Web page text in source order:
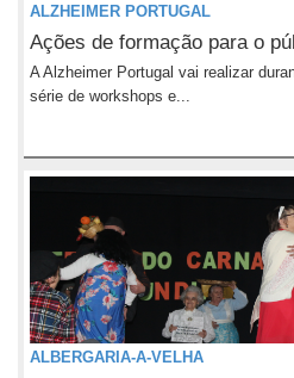
ALZHEIMER PORTUGAL
Ações de formação para o
A Alzheimer Portugal vai realizar
série de workshops e...
ALBERGARIA-A-VELHA